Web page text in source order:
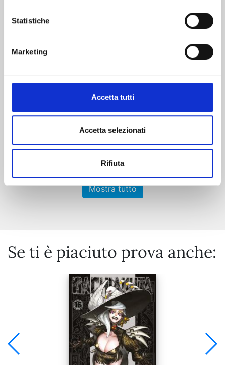
Statistiche
Marketing
Accetta tutti
Accetta selezionati
Rifiuta
€ 5,90
Mostra tutto
Se ti è piaciuto prova anche: